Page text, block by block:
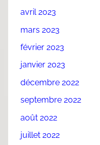
avril 2023
mars 2023
février 2023
janvier 2023
décembre 2022
septembre 2022
août 2022
juillet 2022